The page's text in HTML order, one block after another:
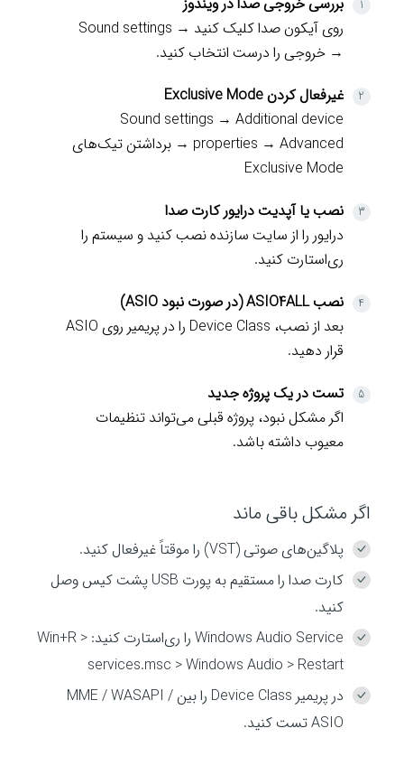
روی آیکون صدا کلیک کنید → Sound settings
→ خروجی را درست انتخاب کنید.
غیرفعال کردن Exclusive Mode
Sound settings → Additional device
properties → Advanced → برداشتن تیک‌های
Exclusive Mode
نصب یا آپدیت درایور کارت صدا
درایور را از سایت سازنده نصب کنید و سیستم را
ری‌استارت کنید.
نصب ASIO4ALL (در صورت نبود ASIO)
بعد از نصب، Device Class را در پریمیر روی ASIO
قرار دهید.
تست در یک پروژه جدید
اگر مشکل نبود، پروژه قبلی می‌تواند تنظیمات
معیوب داشته باشد.
اگر مشکل باقی ماند
پلاگین‌های صوتی (VST) را موقتاً غیرفعال کنید.
کارت صدا را مستقیم به پورت USB پشت کیس وصل
کنید.
Windows Audio Service را ری‌استارت کنید: Win+R >
services.msc > Windows Audio > Restart
در پریمیر Device Class را بین MME / WASAPI /
ASIO تست کنید.